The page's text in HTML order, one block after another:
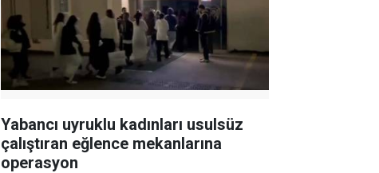
Yabancı uyruklu kadınları usulsüz
çalıştıran eğlence mekanlarına
operasyon